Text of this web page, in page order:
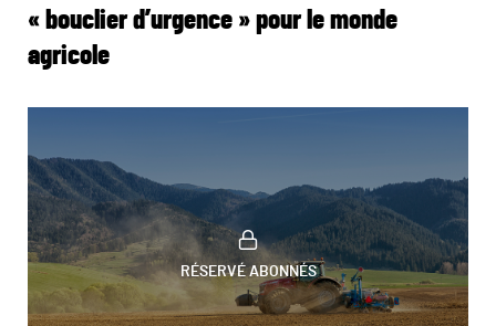
« bouclier d’urgence » pour le monde
agricole
RÉSERVÉ ABONNÉS